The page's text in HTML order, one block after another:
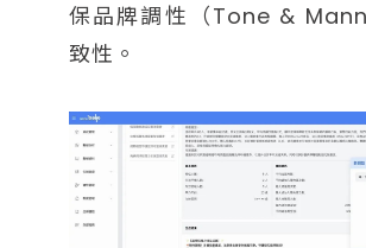
保品牌調性（Tone &
致性。